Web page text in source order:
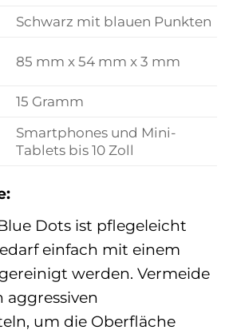
Schwarz mit blauen Punkten
85 mm x 54 mm x 3 mm
15 Gramm
Smartphones und Mini-
Tablets bis 10 Zoll
Dots ist pflegeleicht
einfach mit einem
werden. Vermeide
aggressiven
um die Oberfläche